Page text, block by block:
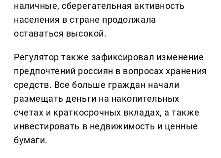
наличные, сберегательная активность
населения в стране продолжала
оставаться высокой.
Регулятор также зафиксировал изменение
предпочтений россиян в вопросах хранения
средств. Все больше граждан начали
размещать деньги на накопительных
счетах и краткосрочных вкладах, а также
инвестировать в недвижимость и ценные
бумаги.